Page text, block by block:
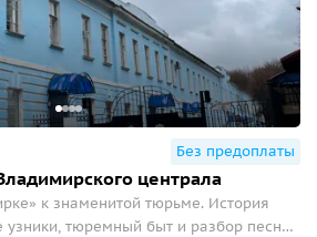
Без предоплаты
централа
к знаменитой тюрьме. История
узники, тюремный быт и разбор песни